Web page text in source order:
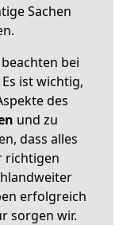
Sachen
bei
ist wichtig,
des
und zu
dass alles
richtigen
erfolgreich
sorgen wir.